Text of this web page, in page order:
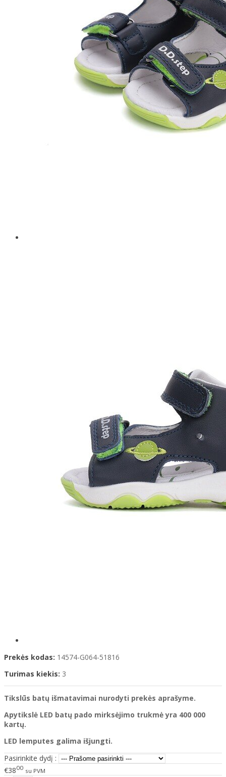
Prekės kodas: 14574-G064-51816
Turimas kiekis: 3
Tikslūs batų išmatavimai nurodyti prekės aprašyme.
Apytikslė LED batų pado mirksėjimo trukmė yra 400 000
kartų.
LED lemputes galima išjungti.
Pasirinkite dydį :
€3800 su PVM